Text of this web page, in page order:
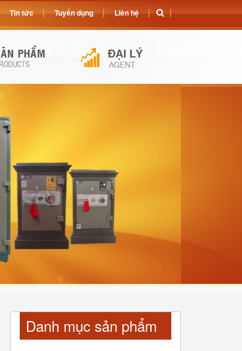
Danh mục sản phẩm
Tin tức Tuyển dụng Liên hệ